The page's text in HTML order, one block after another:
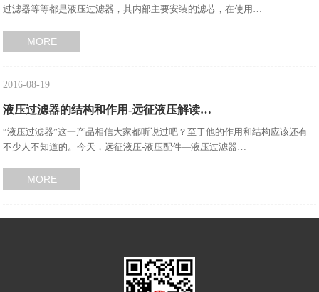
过滤器等等都是液压过滤器，其内部主要安装的滤芯，在使用…
MORE
2016-08-19
液压过滤器的结构和作用-远征液压解读…
“液压过滤器”这一产品相信大家都听说过吧？至于他的作用和结构应该还有
不少人不知道的。今天，远征液压-液压配件—液压过滤器…
MORE